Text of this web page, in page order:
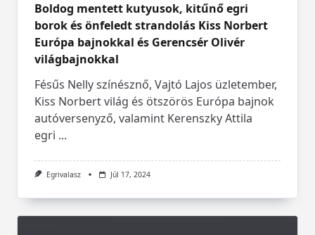
Boldog mentett kutyusok, kitűnő egri
borok és önfeledt strandolás Kiss Norbert
Európa bajnokkal és Gerencsér Olivér
világbajnokkal
Fésűs Nelly színésznő, Vajtó Lajos üzletember,
Kiss Norbert világ és ötszörös Európa bajnok
autóversenyző, valamint Kerenszky Attila
egri ...
Egrivalasz Júl 17, 2024